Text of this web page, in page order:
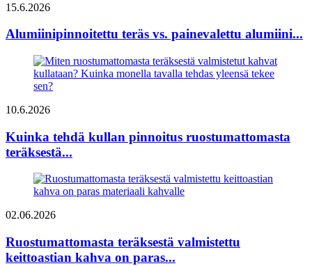
15.6.2026
Alumiinipinnoitettu teräs vs. painevalettu alumiini...
10.6.2026
Kuinka tehdä kullan pinnoitus ruostumattomasta
teräksestä...
02.06.2026
Ruostumattomasta teräksestä valmistettu
keittoastian kahva on paras...